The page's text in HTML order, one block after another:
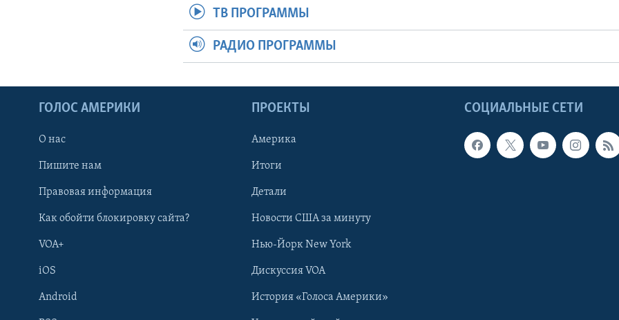
ТВ ПРОГРАММЫ
РАДИО ПРОГРАММЫ
СОЦИАЛЬНЫЕ СЕТИ
ГОЛОС АМЕРИКИ
О нас
Пишите нам
Правовая информация
Как обойти блокировку сайта?
VOA+
iOS
Android
ПРОЕКТЫ
Америка
Итоги
Детали
Новости США за минуту
Нью-Йорк New York
Дискуссия VOA
История «Голоса Америки»